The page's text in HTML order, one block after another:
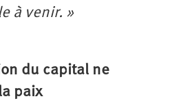
à venir. »
du capital ne
paix